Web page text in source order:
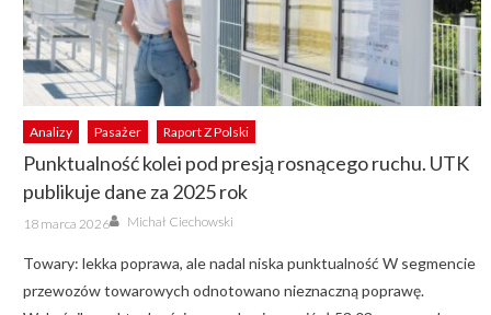
Analizy Pasażer Raport Z Polski
Punktualność kolei pod presją rosnącego ruchu. UTK
publikuje dane za 2025 rok
Posted
on
18 marca 2026 Author
Michał Ciechowski
Towary: lekka poprawa, ale nadal niska punktualność W segmencie
przewozów towarowych odnotowano nieznaczną poprawę.